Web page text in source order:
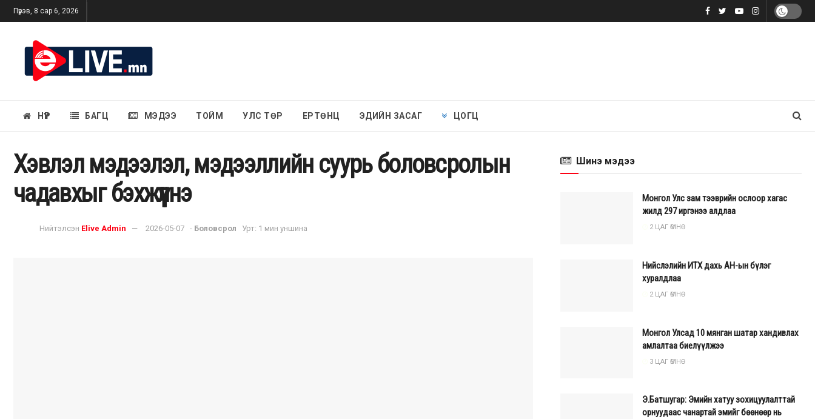
Пүрэв, 8 сар 6, 2026
НҮҮР БАГЦ МЭДЭЭ ТОЙМ УЛС ТӨР ЕРТӨНЦ ЭДИЙН ЗАСАГ ЦОГЦ
Хэвлэл мэдээлэл, мэдээллийн суурь боловсролын
чадавхыг бэхжүүлнэ
Нийтэлсэн Elive Admin 2026-05-07 - Боловсрол Урт: 1 мин уншина
Шинэ мэдээ
Монгол Улс зам тээврийн ослоор хагас
жилд 297 иргэнээ алдлаа
2 ЦАГ ӨМНӨ
Нийслэлийн ИТХ дахь АН-ын бүлэг
хуралдлаа
2 ЦАГ ӨМНӨ
Монгол Улсад 10 мянган шатар хандивлах
амлалтаа биелүүлжээ
3 ЦАГ ӨМНӨ
Э.Батшугар: Эмийн хатуу зохицуулалттай
орнуудаас чанартай эмийг бөөнөөр нь